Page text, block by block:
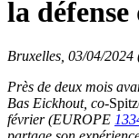
la
Bruxelles, 03/04/2024
Près de deux mois
Bas Eickhout, co-
février (EUROPE